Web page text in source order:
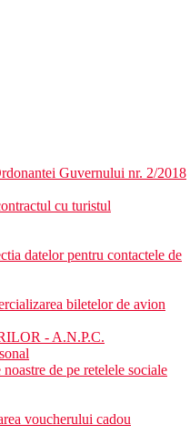
Guvernului nr. 2/2018
cu turistul
datelor pentru contactele de
biletelor de avion
- A.N.P.C.
de pe retelele sociale
voucherului cadou